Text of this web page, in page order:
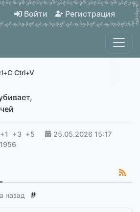
Войти Регистрация
Ctrl+V
+1 +3 +5 25.05.2026 15:17
назад #